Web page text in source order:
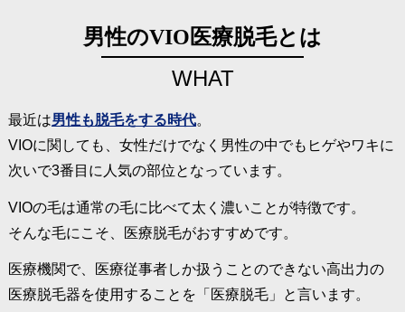
男性のVIO医療脱毛とは
WHAT
最近は男性も脱毛をする時代。
VIOに関しても、女性だけでなく男性の中でもヒゲやワキに
次いで3番目に人気の部位となっています。
VIOの毛は通常の毛に比べて太く濃いことが特徴です。
そんな毛にこそ、医療脱毛がおすすめです。
医療機関で、医療従事者しか扱うことのできない高出力の
医療脱毛器を使用することを「医療脱毛」と言います。